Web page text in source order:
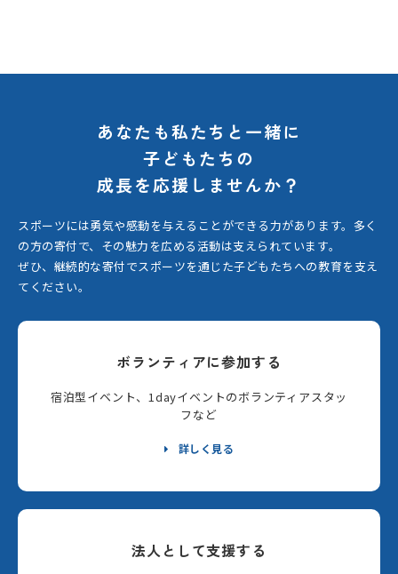
あなたも私たちと一緒に
子どもたちの
成長を応援しませんか？
スポーツには勇気や感動を与えることができる力があります。 多く
の方の寄付で、その魅力を広める活動は支えられています。
ぜひ、継続的な寄付でスポーツを通じた子どもたちへの教育を支え
てください。
ボランティアに参加する
宿泊型イベント、1dayイベントのボランティアスタッ
フなど
詳しく見る
法人として支援する